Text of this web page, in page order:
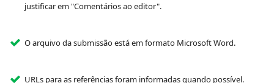
justificar em "Comentários ao editor".
O arquivo da submissão está em formato Microsoft Word.
URLs para as referências foram informadas quando possível.